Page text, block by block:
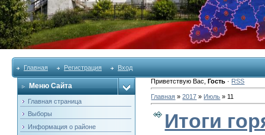
Главная Регистрация Вход
Меню Сайта
Главная страница
Выборы
Информация о районе
Приветствую Вас ,Гость · RSS
Главная »2017 » Июль » 11
Итоги